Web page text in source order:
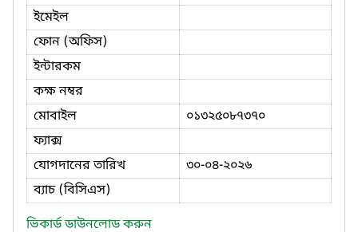
ইমেইল
ফোন (অফিস)
ইন্টারকম
কক্ষ নম্বর
মোবাইল
০১৩২৫০৮৭৩৭০
ফ্যাক্স
যোগদানের তারিখ
৩০-০৪-২০২৬
ব্যাচ (বিসিএস)
ভিকার্ড ডাউনলোড করুন